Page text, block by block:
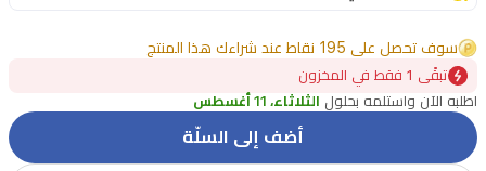
AMOLED
مقاسة
1.43
بوصة
وتوهج
سوف تحصل على 195 نقاط عند شراءك هذا المنتج
تبقًى 1 فقط في المخزون
اطلبه الآن واستلمه بحلول الثلاثاء، 11 أغسطس
أضف إلى السلّة